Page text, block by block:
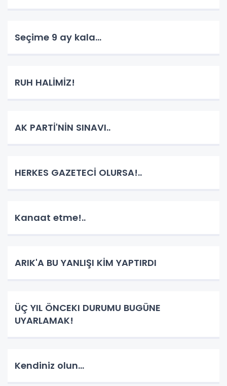
Seçime 9 ay kala...
RUH HALİMİZ!
AK PARTİ'NİN SINAVI..
HERKES GAZETECİ OLURSA!..
Kanaat etme!..
ARIK'A BU YANLIŞI KİM YAPTIRDI
ÜÇ YIL ÖNCEKI DURUMU BUGÜNE
UYARLAMAK!
Kendiniz olun...